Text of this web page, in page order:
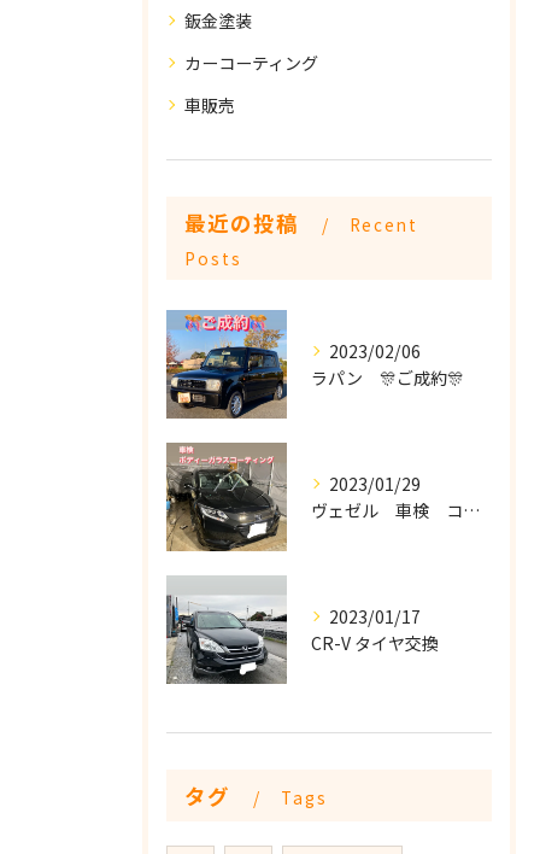
鈑金塗装
カーコーティング
車販売
最近の投稿
Recent
Posts
2023/02/06
ラパン 🎊ご成約🎊
2023/01/29
ヴェゼル 車検 コーティング
2023/01/17
CR-V タイヤ交換
タグ Tags